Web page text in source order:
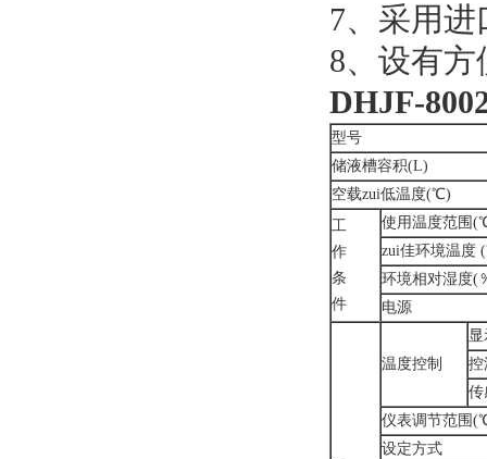
7、采用
8、设有
DHJF-
型号
储液槽容积(L)
空载zui低温度(℃)
工
作
条
件
使用温度范围
zui佳环境温度
环境相对湿度(
电源
温度控制
传
仪表调节范围
设定方式